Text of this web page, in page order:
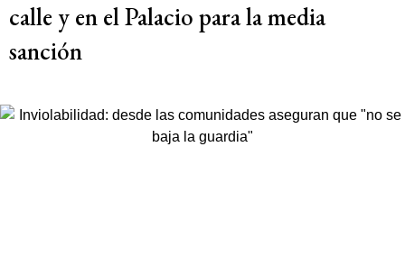
calle y en el Palacio para la media
sanción